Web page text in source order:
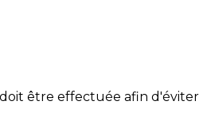
être effectuée afin d'éviter